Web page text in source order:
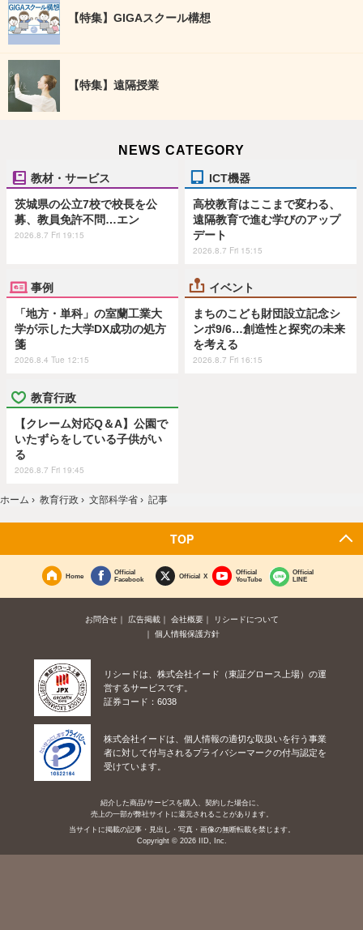
【特集】GIGAスクール構想
【特集】遠隔授業
NEWS CATEGORY
教材・サービス
茨城県の公立7校で校長を公
募、教員免許不問…エン
2026.8.7 Fri 19:15
ICT機器
高校教育はここまで変わる、
遠隔教育で進む学びのアップ
デート
2026.8.7 Fri 15:15
事例
「地方・単科」の室蘭工業大
学が示した大学DX成功の処方
箋
2026.8.4 Tue 12:15
イベント
まちのこども財団設立記念シ
ンポ9/6…創造性と探究の未来
を考える
2026.8.7 Fri 16:15
教育行政
【クレーム対応Q＆A】公園で
いたずらをしている子供がい
る
2026.8.7 Fri 19:45
ホーム › 教育行政 › 文部科学省 › 記事
TOP
Home
Official
Facebook
Official X
Official
YouTube
Official
LINE
お問合せ 広告掲載 会社概要
リシードについて
個人情報保護方針
リシードは、株式会社イード（東証グロース上場）の運
営するサービスです。
証券コード：6038
株式会社イードは、個人情報の適切な取扱いを行う事業
者に対して付与されるプライバシーマークの付与認定を
受けています。
紹介した商品/サービスを購入、契約した場合に、
売上の一部が弊社サイトに還元されることがあります。
当サイトに掲載の記事・見出し・写真・画像の無断転載を禁じます。
Copyright © 2026 IID, Inc.